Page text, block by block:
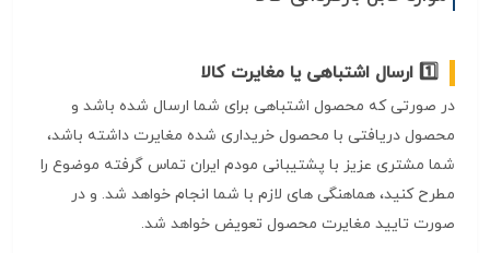
ارسال اشتباهی یا مغایرت کالا
در صورتی که محصول اشتباهی برای شما ارسال شده باشد و
محصول دریافتی با محصول خریداری شده مغایرت داشته باشد،
شما مشتری عزیز با پشتیبانی مودم ایران تماس گرفته موضوع را
مطرح کنید، هماهنگی های لازم با شما انجام خواهد شد. و در
صورت تایید مغایرت محصول تعویض خواهد شد.